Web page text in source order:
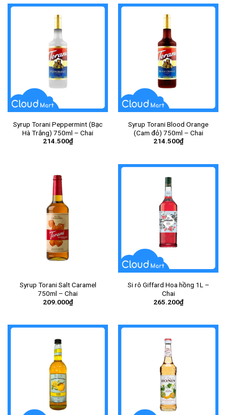
Syrup Torani Peppermint (Bạc
Hà Trắng) 750ml – Chai
214.500₫
Syrup Torani Blood Orange
(Cam đỏ) 750ml – Chai
214.500₫
Syrup Torani Salt Caramel
750ml – Chai
209.000₫
Si rô Giffard Hoa hồng 1L –
Chai
265.200₫